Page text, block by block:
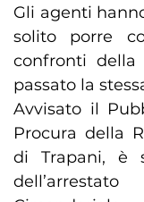
Gli agenti
solito porre
confronti
passato la
Avvisato il
Procura della
di Trapani, è